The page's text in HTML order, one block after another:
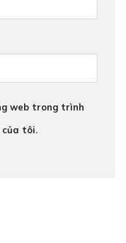
web trong trình
của tôi.